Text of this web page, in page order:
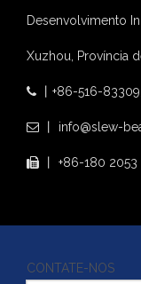
Desenvolvimento
Xuzhou, Província
 丨+86-516-
 丨 info@slew-
 丨 +86-180 2053
CONTATE-NOS